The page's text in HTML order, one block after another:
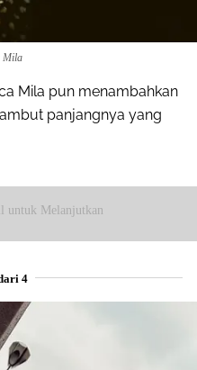
Mila
Mila pun menambahkan
panjangnya yang
untuk Melanjutkan
4